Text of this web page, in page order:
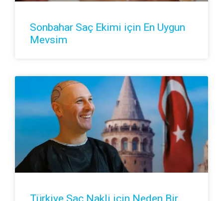
Sonbahar Saç Ekimi için En Uygun
Mevsim